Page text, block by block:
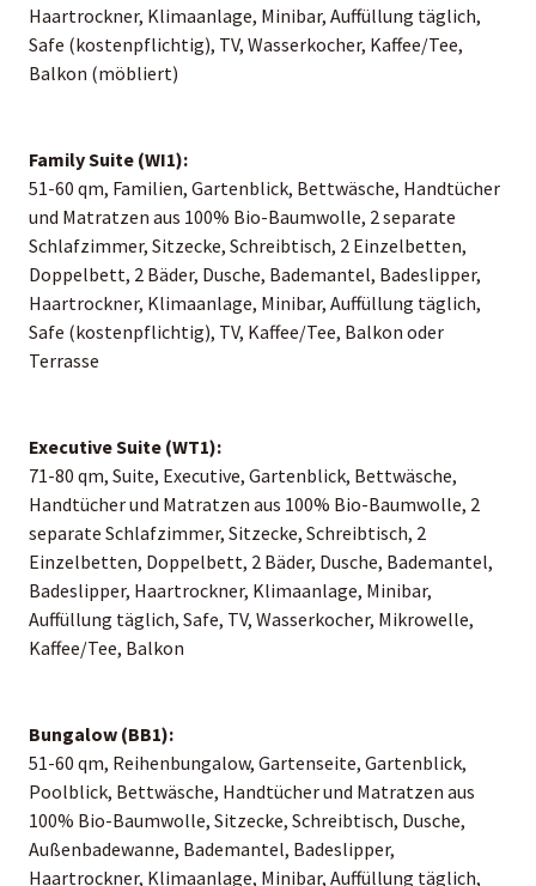
Haartrockner, Klimaanlage, Minibar, Auffüllung täglich,
Safe (kostenpflichtig), TV, Wasserkocher, Kaffee/Tee,
Balkon (möbliert)
Family Suite (WI1):
51-60 qm, Familien, Gartenblick, Bettwäsche, Handtücher
und Matratzen aus 100% Bio-Baumwolle, 2 separate
Schlafzimmer, Sitzecke, Schreibtisch, 2 Einzelbetten,
Doppelbett, 2 Bäder, Dusche, Bademantel, Badeslipper,
Haartrockner, Klimaanlage, Minibar, Auffüllung täglich,
Safe (kostenpflichtig), TV, Kaffee/Tee, Balkon oder
Terrasse
Executive Suite (WT1):
71-80 qm, Suite, Executive, Gartenblick, Bettwäsche,
Handtücher und Matratzen aus 100% Bio-Baumwolle, 2
separate Schlafzimmer, Sitzecke, Schreibtisch, 2
Einzelbetten, Doppelbett, 2 Bäder, Dusche, Bademantel,
Badeslipper, Haartrockner, Klimaanlage, Minibar,
Auffüllung täglich, Safe, TV, Wasserkocher, Mikrowelle,
Kaffee/Tee, Balkon
Bungalow (BB1):
51-60 qm, Reihenbungalow, Gartenseite, Gartenblick,
Poolblick, Bettwäsche, Handtücher und Matratzen aus
100% Bio-Baumwolle, Sitzecke, Schreibtisch, Dusche,
Außenbadewanne, Bademantel, Badeslipper,
Haartrockner, Klimaanlage, Minibar, Auffüllung täglich,